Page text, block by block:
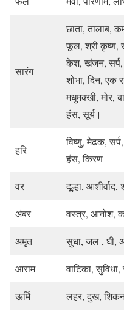
सारंग
छाता, तालाब,
फूल, श्री कृष्ण,
केश, खंजन,
शोभा, दिन, एक
मधुमक्खी, मोर,
हंस, सूर्य।
हरि
विष्णु, मेढक,
हंस, किरण
वर दूल्हा, आशीर्वाद,
अंबर वस्त्र, आनोश,
अमृत सुधा, जल , घी,
आराम वाटिका, सुविधा,
ऊर्मि लहर, दुख,